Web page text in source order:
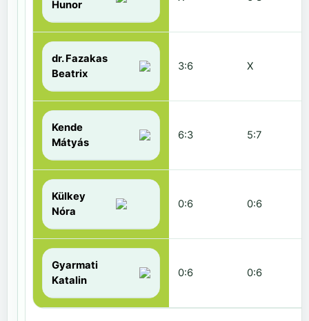
Hunor
dr. Fazakas
Beatrix
3:6 X
Kende
Mátyás
6:3 5:7
Külkey
Nóra
0:6 0:6
Gyarmati
Katalin
0:6 0:6